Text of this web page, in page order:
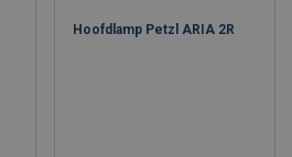
Hoofdlamp Petzl ARIA 2R